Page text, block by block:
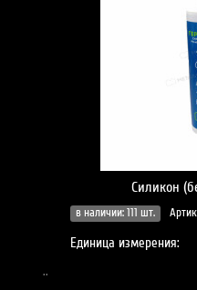
Силикон
в наличии: 111 шт.
Единица измерения:
..